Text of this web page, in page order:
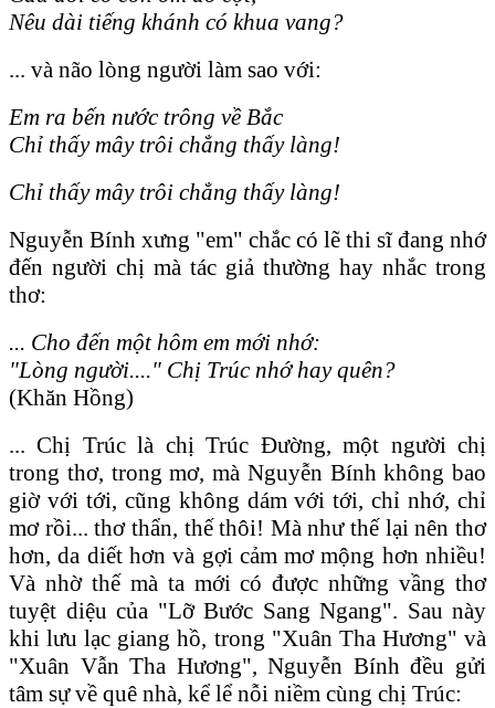
Nêu dài tiếng khánh có khua vang?
... và não lòng người làm sao với:
Em ra bến nước trông về Bắc
Chỉ thấy mây trôi chẳng thấy làng!
Chỉ thấy mây trôi chẳng thấy làng!
Nguyễn Bính xưng "em" chắc có lẽ thi sĩ đang nhớ
đến người chị mà tác giả thường hay nhắc trong
thơ:
... Cho đến một hôm em mới nhớ:
"Lòng người...." Chị Trúc nhớ hay quên?
(Khăn Hồng)
... Chị Trúc là chị Trúc Đường, một người chị
trong thơ, trong mơ, mà Nguyễn Bính không bao
giờ với tới, cũng không dám với tới, chỉ nhớ, chỉ
mơ rồi... thơ thẩn, thế thôi! Mà như thế lại nên thơ
hơn, da diết hơn và gợi cảm mơ mộng hơn nhiều!
Và nhờ thế mà ta mới có được những vầng thơ
tuyệt diệu của "Lỡ Bước Sang Ngang". Sau này
khi lưu lạc giang hồ, trong "Xuân Tha Hương" và
"Xuân Vẫn Tha Hương", Nguyễn Bính đều gửi
tâm sự về quê nhà, kể lể nỗi niềm cùng chị Trúc: